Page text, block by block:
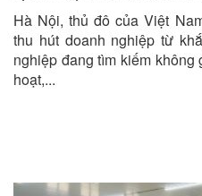
Đa Dạng
Hà Nội, thủ đô của Việt
thu hút doanh nghiệp từ
nghiệp đang tìm kiếm
hoạt,...